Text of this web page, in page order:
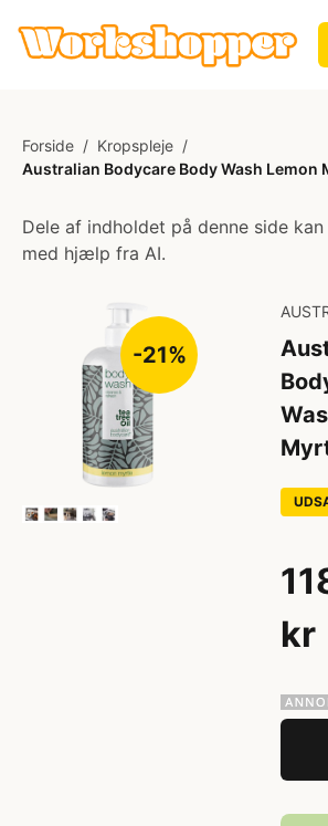
Forside / Kropspleje /
Australian Bodycare Body Wash Lemon
Dele af indholdet på denne side
med hjælp fra AI.
-21%
kr